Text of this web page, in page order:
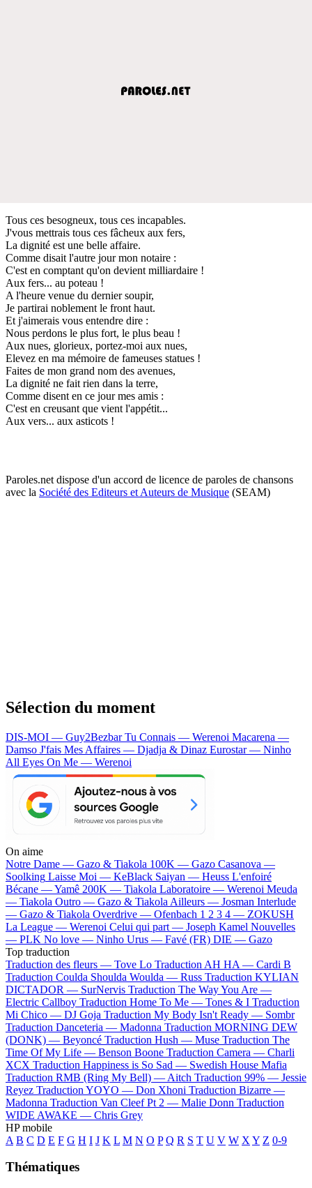
Tous ces besogneux, tous ces incapables.
J'vous mettrais tous ces fâcheux aux fers,
La dignité est une belle affaire.
Comme disait l'autre jour mon notaire :
C'est en comptant qu'on devient milliardaire !
Aux fers... au poteau !
A l'heure venue du dernier soupir,
Je partirai noblement le front haut.
Et j'aimerais vous entendre dire :
Nous perdons le plus fort, le plus beau !
Aux nues, glorieux, portez-moi aux nues,
Elevez en ma mémoire de fameuses statues !
Faites de mon grand nom des avenues,
La dignité ne fait rien dans la terre,
Comme disent en ce jour mes amis :
C'est en creusant que vient l'appétit...
Aux vers... aux asticots !
Paroles.net dispose d'un accord de licence de paroles de chansons
avec la Société des Editeurs et Auteurs de Musique (SEAM)
Sélection du moment
DIS-MOI — Guy2BezbarTu Connais — Werenoi Macarena —
Damso J'fais Mes Affaires — Djadja & Dinaz Eurostar — Ninho
All Eyes On Me — Werenoi
On aime
Notre Dame — Gazo & Tiakola 100K — Gazo Casanova —
Soolking Laisse Moi — KeBlack Saiyan — Heuss L'enfoiré
Bécane —Yamê 200K — Tiakola Laboratoire — Werenoi Meuda
— Tiakola Outro — Gazo & Tiakola Ailleurs — Josman Interlude
— Gazo & Tiakola Overdrive — Ofenbach 1 2 3 4 — ZOKUSH
La League — Werenoi Celui qui part — Joseph Kamel Nouvelles
— PLK No love — Ninho Urus — Favé (FR) DIE — Gazo
Top traduction
Traduction des fleurs — Tove Lo Traduction AH HA — Cardi B
Traduction Coulda Shoulda Woulda — Russ Traduction KYLIAN
DICTADOR — SurNervis Traduction The Way You Are —
Electric Callboy Traduction Home To Me — Tones & I Traduction
Mi Chico — DJ Goja Traduction My Body Isn't Ready — Sombr
Traduction Danceteria — Madonna Traduction MORNING DEW
(DONK) — Beyoncé Traduction Hush — Muse Traduction The
Time Of My Life — Benson Boone Traduction Camera — Charli
XCX Traduction Happiness is So Sad — Swedish House Mafia
Traduction RMB (Ring My Bell) — Aitch Traduction 99% — Jessie
Reyez Traduction YOYO — Don Xhoni Traduction Bizarre —
Madonna Traduction Van Cleef Pt 2 — Malie Donn Traduction
WIDE AWAKE — Chris Grey
HP mobile
A B C D E F G H I J K L M N O P Q R S T U V W X Y Z 0-9
Thématiques